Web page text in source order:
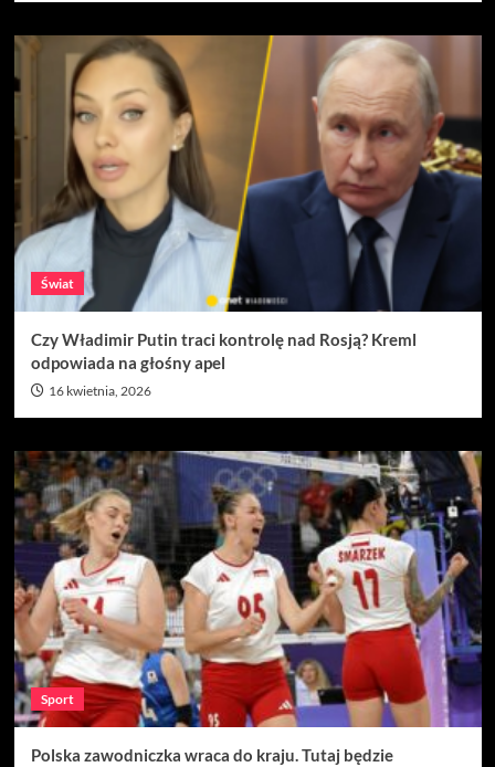
Świat
Czy Władimir Putin traci kontrolę nad Rosją? Kreml
odpowiada na głośny apel
16 kwietnia, 2026
Sport
Polska zawodniczka wraca do kraju. Tutaj będzie